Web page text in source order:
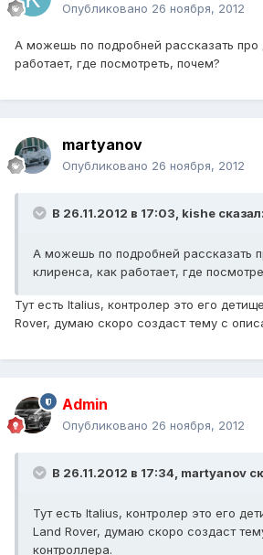
Опубликовано 26 ноября, 2012
А можешь по подробней рассказать про
работает, где посмотреть, почем?
martyanov
Опубликовано 26 ноября, 2012
В 26.11.2012 в 17:03, kishe сказал:
А можешь по подробней рассказать
клиренса, как работает, где
Тут есть Italius, контролер это его
Rover, думаю скоро создаст тему с
Admin
Опубликовано 26 ноября, 2012
В 26.11.2012 в 17:34, martyanov
Тут есть Italius, контролер это его
Land Rover, думаю скоро создаст
контроллера.